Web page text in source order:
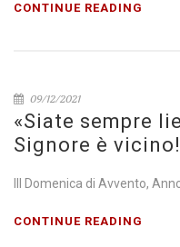
CONTINUE READING
09/12/2021
«Siate sempre
Signore è
III Domenica di Avvento,
CONTINUE READING